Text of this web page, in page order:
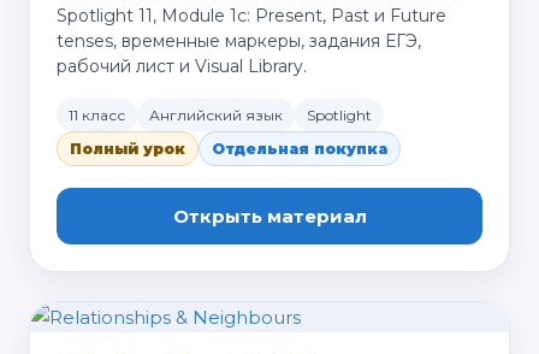
Spotlight 11, Module 1c: Present, Past и Future
tenses, временные маркеры, задания ЕГЭ,
рабочий лист и Visual Library.
11 класс Английский язык
Spotlight
Полный урок
Отдельная покупка
Открыть материал